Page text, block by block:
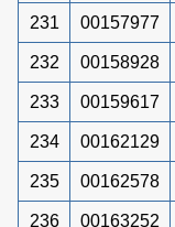
231 00157977
232 00158928
233 00159617
234 00162129
235 00162578
236 00163252